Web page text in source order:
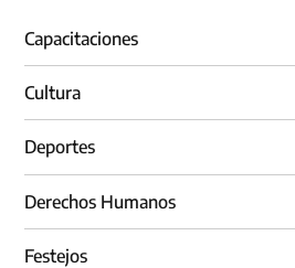
Capacitaciones
Cultura
Deportes
Derechos Humanos
Festejos